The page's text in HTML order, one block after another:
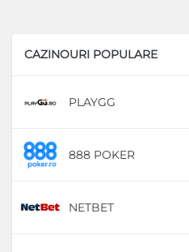
CAZINOURI POPULARE
PLAYGG
888 POKER
NETBET